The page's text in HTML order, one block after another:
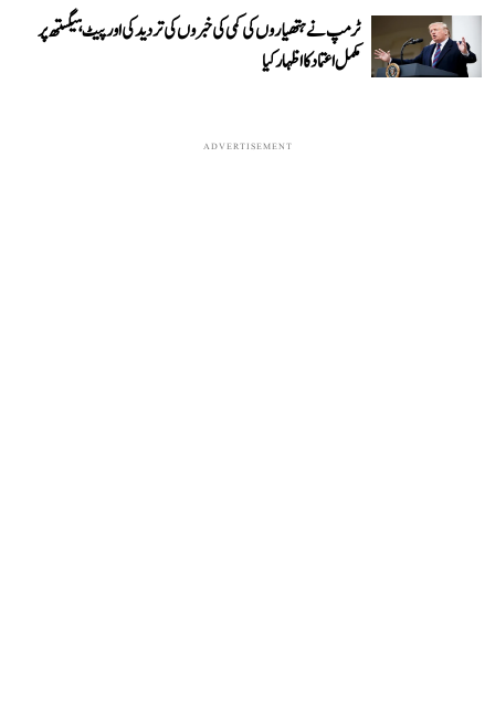
ٹرمپ نے ہتھیاروں کی کمی کی خبروں کی تردید کی اور پیٹ ہیگستھ پر
مکمل اعتماد کا اظہار کیا
ADVERTISEMENT